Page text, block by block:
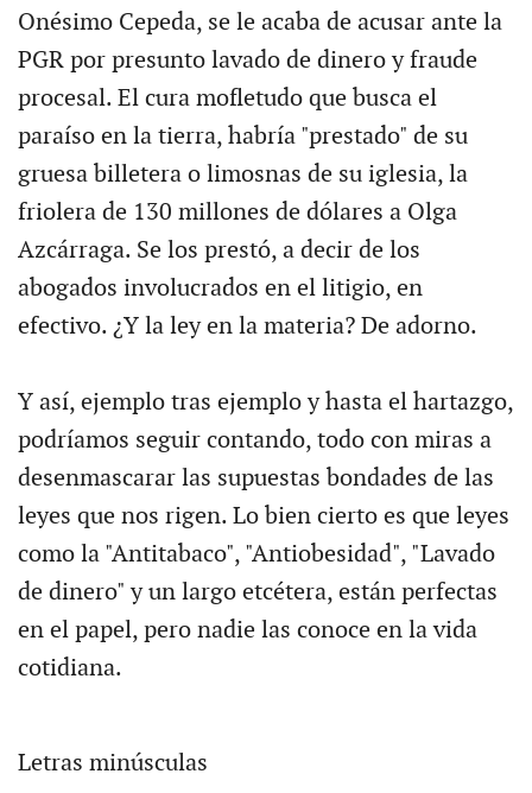
Onésimo Cepeda, se le acaba de acusar ante la
PGR por presunto lavado de dinero y fraude
procesal. El cura mofletudo que busca el
paraíso en la tierra, habría "prestado" de su
gruesa billetera o limosnas de su iglesia, la
friolera de 130 millones de dólares a Olga
Azcárraga. Se los prestó, a decir de los
abogados involucrados en el litigio, en
efectivo. ¿Y la ley en la materia? De adorno.
Y así, ejemplo tras ejemplo y hasta el hartazgo,
podríamos seguir contando, todo con miras a
desenmascarar las supuestas bondades de las
leyes que nos rigen. Lo bien cierto es que leyes
como la "Antitabaco", "Antiobesidad", "Lavado
de dinero" y un largo etcétera, están perfectas
en el papel, pero nadie las conoce en la vida
cotidiana.
Letras minúsculas